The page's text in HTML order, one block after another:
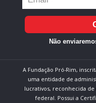
Não
A Fundação Pró-Rim,
uma entidade de
lucrativos, reconhecida
federal. Possui a